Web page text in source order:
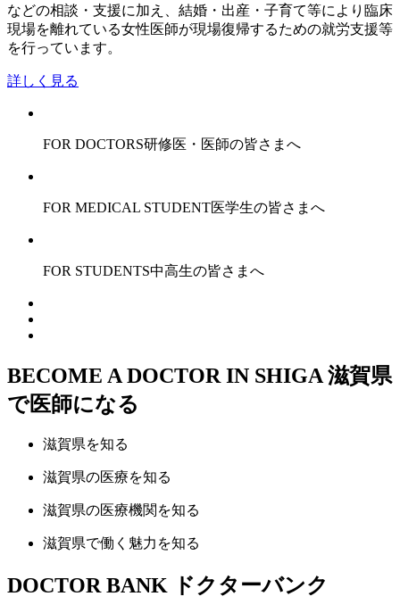
などの相談・支援に加え、結婚・出産・子育て等により臨床
現場を離れている女性医師が現場復帰するための就労支援等
を行っています。
詳しく見る
FOR DOCTORS研修医・医師の皆さまへ
FOR MEDICAL STUDENT医学生の皆さまへ
FOR STUDENTS中高生の皆さまへ
BECOME A DOCTOR IN SHIGA 滋賀県
で医師になる
滋賀県を知る
滋賀県の医療を知る
滋賀県の医療機関 を知る
滋賀県で働く魅力 を知る
DOCTOR BANK ドクターバンク